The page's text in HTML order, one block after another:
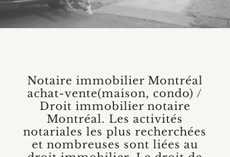
Notaire immobilier Montréal
achat-vente(maison, condo) /
Droit immobilier notaire
Montréal. Les activités
notariales les plus recherchées
et nombreuses sont liées au